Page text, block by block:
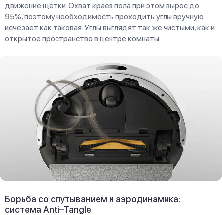
движение щетки. Охват краев пола при этом вырос до
95%, поэтому необходимость проходить углы вручную
исчезает как таковая. Углы выглядят так же чистыми, как и
открытое пространство в центре комнаты.
Борьба со спутыванием и аэродинамика:
система Anti–Tangle